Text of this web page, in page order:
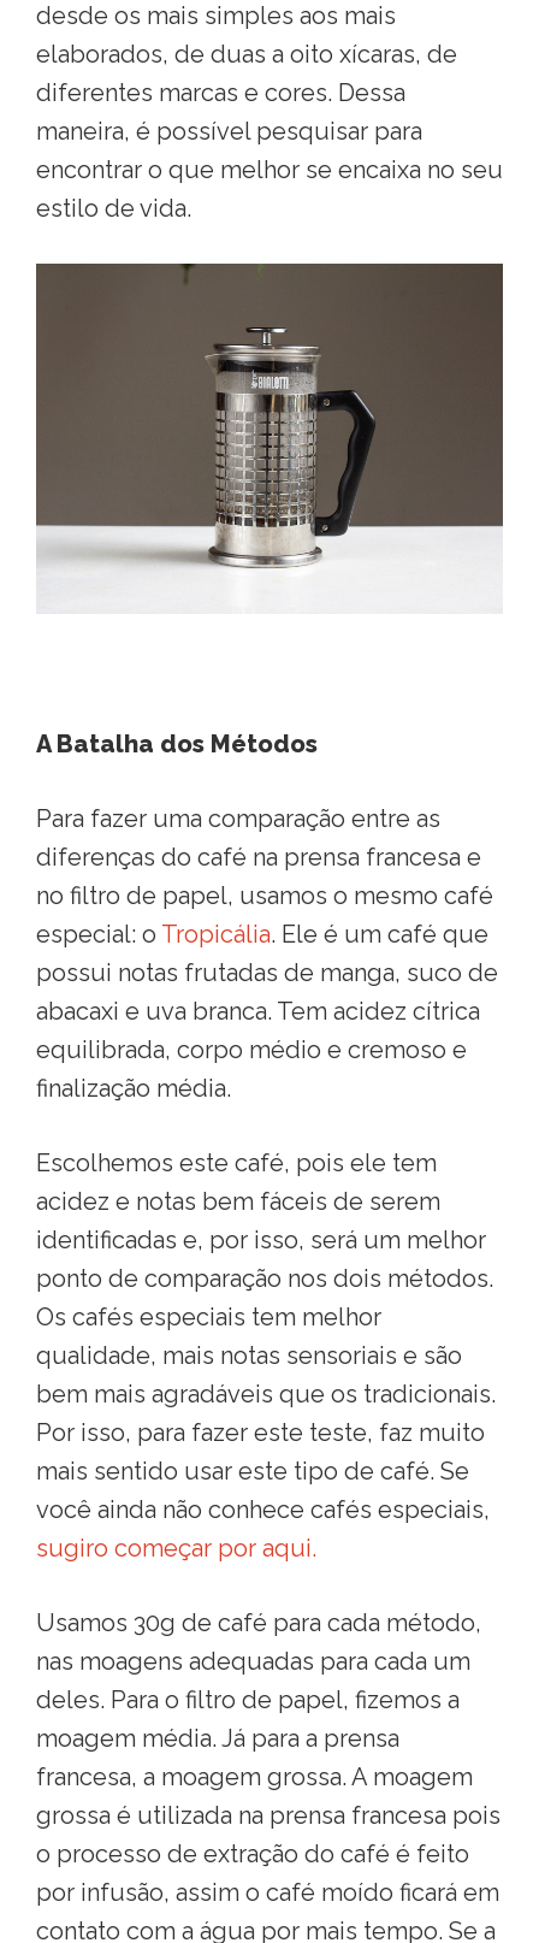
desde os mais simples aos mais
elaborados, de duas a oito xícaras, de
diferentes marcas e cores. Dessa
maneira, é possível pesquisar para
encontrar o que melhor se encaixa no seu
estilo de vida.
A Batalha dos Métodos
Para fazer uma comparação entre as
diferenças do café na prensa francesa e
no filtro de papel, usamos o mesmo café
especial: o Tropicália. Ele é um café que
possui notas frutadas de manga, suco de
abacaxi e uva branca. Tem acidez cítrica
equilibrada, corpo médio e cremoso e
finalização média.
Escolhemos este café, pois ele tem
acidez e notas bem fáceis de serem
identificadas e, por isso, será um melhor
ponto de comparação nos dois métodos.
Os cafés especiais tem melhor
qualidade, mais notas sensoriais e são
bem mais agradáveis que os tradicionais.
Por isso, para fazer este teste, faz muito
mais sentido usar este tipo de café. Se
você ainda não conhece cafés especiais,
sugiro começar por aqui.
Usamos 30g de café para cada método,
nas moagens adequadas para cada um
deles. Para o filtro de papel, fizemos a
moagem média. Já para a prensa
francesa, a moagem grossa. A moagem
grossa é utilizada na prensa francesa pois
o processo de extração do café é feito
por infusão, assim o café moído ficará em
contato com a água por mais tempo. Se a